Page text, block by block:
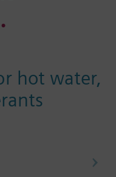
hot water,